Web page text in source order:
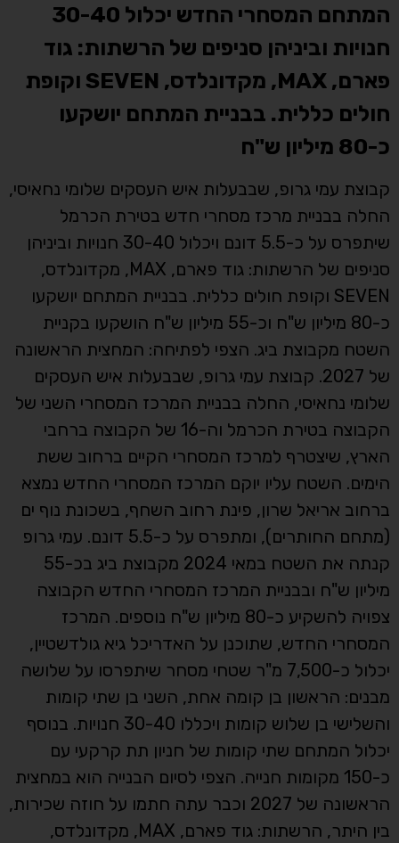
המתחם המסחרי החדש יכלול 30-40
חנויות וביניהן סניפים של הרשתות: גוד
פארם, MAX, מקדונלדס, SEVEN וקופת
חולים כללית. בבניית המתחם יושקעו
כ-80 מיליון ש"ח
קבוצת עמי גרופ, שבבעלות איש העסקים שלומי נחאיסי,
החלה בבניית מרכז מסחרי חדש בטירת הכרמל
שיתפרס על כ-5.5 דונם ויכלול 30-40 חנויות וביניהן
סניפים של הרשתות: גוד פארם, MAX, מקדונלדס,
SEVEN וקופת חולים כללית. בבניית המתחם יושקעו
כ-80 מיליון ש"ח וכ-55 מיליון ש"ח הושקעו בקניית
השטח מקבוצת ביג. הצפי לפתיחה: המחצית הראשונה
של 2027. קבוצת עמי גרופ, שבבעלות איש העסקים
שלומי נחאיסי, החלה בבניית המרכז המסחרי השני של
הקבוצה בטירת הכרמל וה-16 של הקבוצה ברחבי
הארץ, שיצטרף למרכז המסחרי הקיים ברחוב ששת
הימים. השטח עליו יוקם המרכז המסחרי החדש נמצא
ברחוב אריאל שרון, פינת רחוב השחף, בשכונת נוף ים
(מתחם החותרים), ומתפרס על כ-5.5 דונם. עמי גרופ
קנתה את השטח במאי 2024 מקבוצת ביג בכ-55
מיליון ש"ח ובבניית המרכז המסחרי החדש הקבוצה
צפויה להשקיע כ-80 מיליון ש"ח נוספים. המרכז
המסחרי החדש, שתוכנן על האדריכל גיא גולדשטיין,
יכלול כ-7,500 מ"ר שטחי מסחר שיתפרסו על שלושה
מבנים: הראשון בן קומה אחת, השני בן שתי קומות
והשלישי בן שלוש קומות ויכללו 30-40 חנויות. בנוסף
יכלול המתחם שתי קומות של חניון תת קרקעי עם
כ-150 מקומות חנייה. הצפי לסיום הבנייה הוא במחצית
הראשונה של 2027 וכבר עתה חתמו על חוזה שכירות,
בין היתר, הרשתות: גוד פארם, MAX, מקדונלדס,